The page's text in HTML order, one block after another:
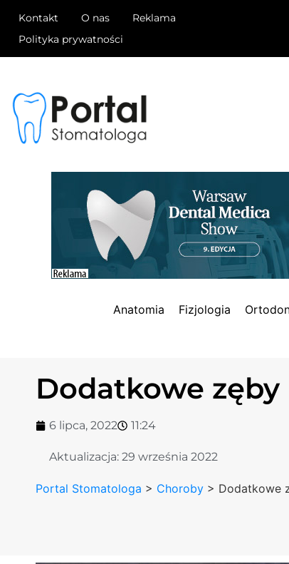
Kontakt O nas
Reklama
Polityka prywatności
Anatomia Fizjologia
Dodatkowe zęby
6 lipca, 2022 11:24
Aktualizacja:29 września 2022
Portal Stomatologa > Choroby > Dodatkowe